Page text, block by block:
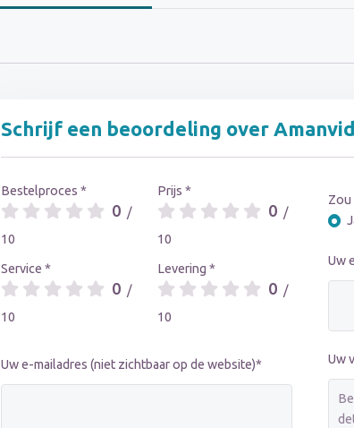
Schrijf een beoordeling over
Bestelproces *
0 /
10
Service *
0 /
10
Prijs *
0 /
10
Levering *
0 /
10
Uw e-mailadres (niet zichtbaar op de website)*
Zou
Uw
Uw